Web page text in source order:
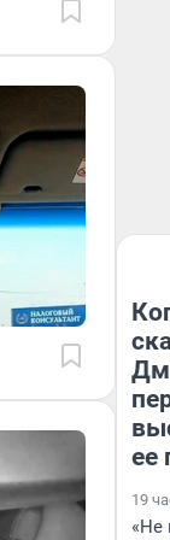
ее
19
«Не